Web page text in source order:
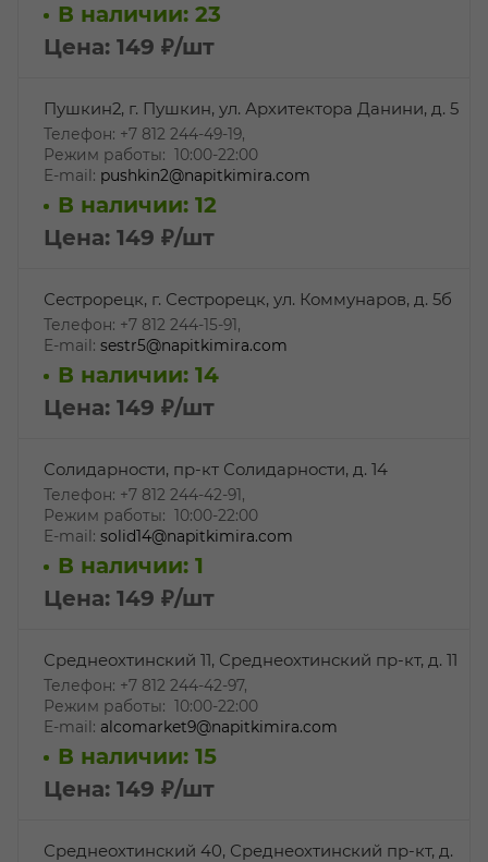
В наличии: 23
Цена: 149 ₽/шт
Пушкин2, г. Пушкин, ул. Архитектора Данини, д. 5
Телефон: +7 812 244-49-19,
Режим работы: 10:00-22:00
E-mail: pushkin2@napitkimira.com
В наличии: 12
Цена: 149 ₽/шт
Сестрорецк, г. Сестрорецк, ул. Коммунаров, д. 5б
Телефон: +7 812 244-15-91,
E-mail: sestr5@napitkimira.com
В наличии: 14
Цена: 149 ₽/шт
Солидарности, пр-кт Солидарности, д. 14
Телефон: +7 812 244-42-91,
Режим работы: 10:00-22:00
E-mail: solid14@napitkimira.com
В наличии: 1
Цена: 149 ₽/шт
Среднеохтинский 11, Среднеохтинский пр-кт, д. 11
Телефон: +7 812 244-42-97,
Режим работы: 10:00-22:00
E-mail: alcomarket9@napitkimira.com
В наличии: 15
Цена: 149 ₽/шт
Среднеохтинский 40, Среднеохтинский пр-кт, д.